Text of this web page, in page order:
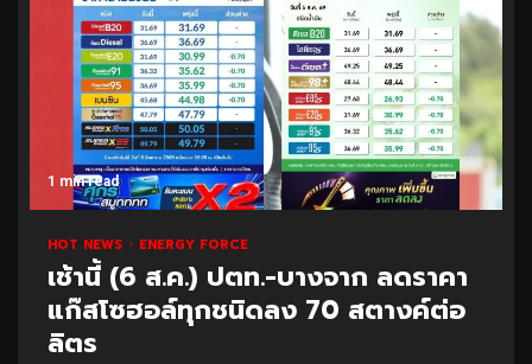
1 min read
HOT NEWS ENERGY FORCE
เช้านี้ (6 ส.ค.) ปตท.-บางจาก ลดราคา
แก๊สโซฮอล์ทุกชนิดลง 70 สตางค์ต่อ
ลิตร